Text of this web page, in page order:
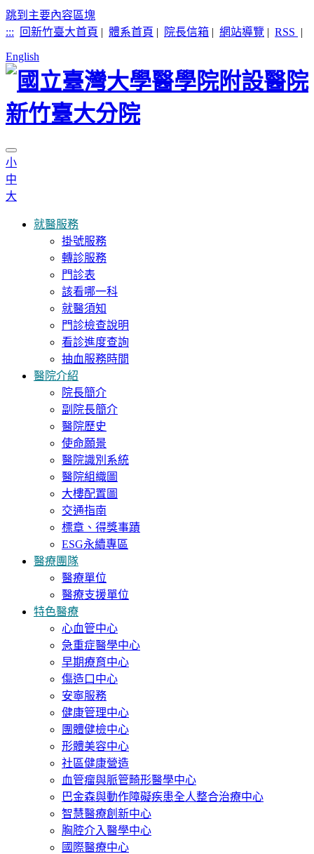
跳到主要內容區塊
:::
回新竹臺大首頁 | 體系首頁 | 院長信箱 | 網站導覽 | RSS |
English
小
中
大
就醫服務
掛號服務
轉診服務
門診表
該看哪一科
就醫須知
門診檢查說明
看診進度查詢
抽血服務時間
醫院介紹
院長簡介
副院長簡介
醫院歷史
使命願景
醫院識別系統
醫院組織圖
大樓配置圖
交通指南
標章、得獎事蹟
ESG永續專區
醫療團隊
醫療單位
醫療支援單位
特色醫療
心血管中心
急重症醫學中心
早期療育中心
傷造口中心
安寧服務
健康管理中心
團體健檢中心
形體美容中心
社區健康營造
血管瘤與脈管畸形醫學中心
巴金森與動作障礙疾患全人整合治療中心
智慧醫療創新中心
胸腔介入醫學中心
國際醫療中心